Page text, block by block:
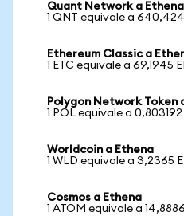
Quant Network a Ethena
1 QNT equivale a
Ethereum Classic a
1 ETC equivale a 69,1945
Polygon Network Token
1 POL equivale a 0,803192
Worldcoin a Ethena
1 WLD equivale a 3,2365
Cosmos a Ethena
1 ATOM equivale a